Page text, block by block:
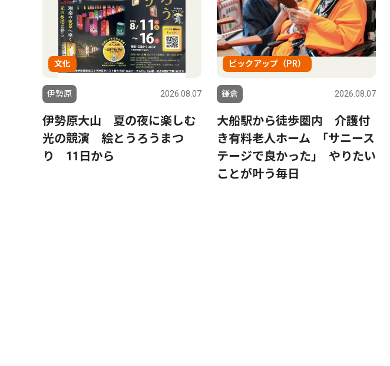
文化
伊勢原 2026.08.07
伊勢原大山 夏の夜に楽しむ
光の競演 絵とうろうまつ
り 11日から
ピックアップ（PR）
鎌倉 2026.08.07
大船駅から徒歩圏内 介護付
き有料老人ホーム ｢サニース
テージで良かった｣ やりたい
ことが叶う毎日